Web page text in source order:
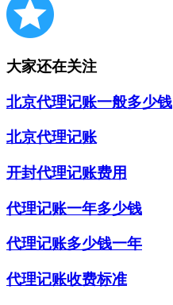
大家还在关注
北京代理记账一般多少钱
北京代理记账
开封代理记账费用
代理记账一年多少钱
代理记账多少钱一年
代理记账收费标准